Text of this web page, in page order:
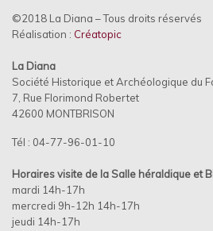
©2018 La Diana – Tous droits réservés
Réalisation : Créatopic
La Diana
Société Historique et Archéologique du
7, Rue Florimond Robertet
42600 MONTBRISON
Tél : 04-77-96-01-10
Horaires visite de la Salle héraldique et
mardi 14h-17h
mercredi 9h-12h 14h-17h
jeudi 14h-17h